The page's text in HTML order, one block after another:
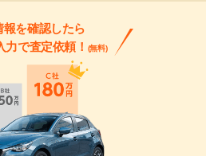
報を確認したら
力で査定依頼！ (無料)